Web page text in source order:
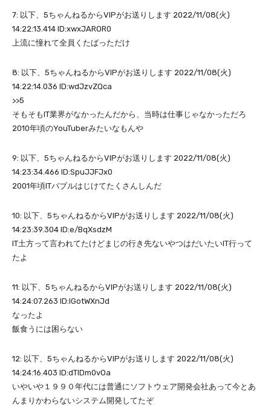
7: 以下、5ちゃんねるからVIPがお送りします 2022/11/08(火)
14:22:13.414 ID:xwxJAROR0
上流に憧れて全員くたばっただけ
8: 以下、5ちゃんねるからVIPがお送りします 2022/11/08(火)
14:22:14.036 ID:wdJzvZQca
>>5
そもそもIT業界がなかったんだから、当時は仕事じゃなかっただろ
2010年頃のYouTuberみたいなもんや
9: 以下、5ちゃんねるからVIPがお送りします 2022/11/08(火)
14:23:34.466 ID:SpuJJFJx0
2001年頃ITバブルはじけてたくさんしんだ
10: 以下、5ちゃんねるからVIPがお送りします 2022/11/08(火)
14:23:39.304 ID:e/BqXsdzM
IT土方って言われてたけどまじの行き先ないやつはだいたいIT行って
たよ
11: 以下、5ちゃんねるからVIPがお送りします 2022/11/08(火)
14:24:07.263 ID:lGotWXnJd
なったよ
飯食うには困らない
12: 以下、5ちゃんねるからVIPがお送りします 2022/11/08(火)
14:24:16.403 ID:dTlDm0vOa
いやいや１９９０年代には普通にソフトウェア開発会社あって今とあ
んまりかわらないシステム開発してたぞ